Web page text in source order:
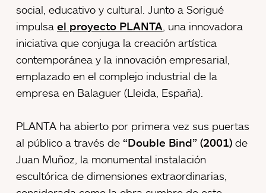
social, educativo y cultural. Junto a Sorigué
impulsa el proyecto PLANTA , una innovadora
iniciativa que conjuga la creación artística
contemporánea y la innovación empresarial,
emplazado en el complejo industrial de la
empresa en Balaguer (Lleida, España).
PLANTA ha abierto por primera vez sus puertas
al público a través de “Double Bind” (2001) de
Juan Muñoz, la monumental instalación
escultórica de dimensiones extraordinarias,